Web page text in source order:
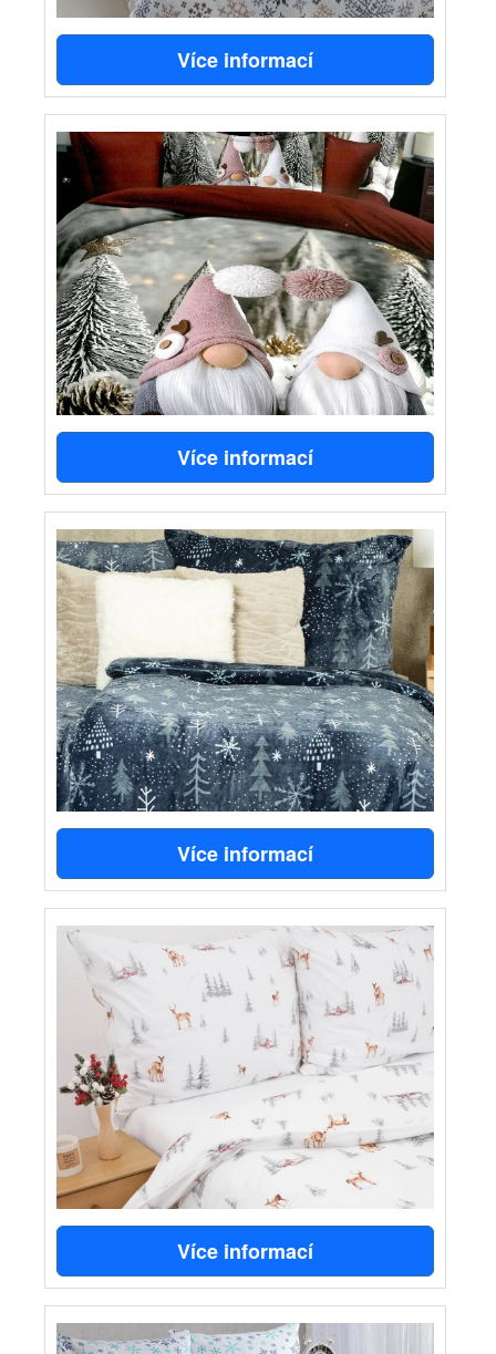
Více informací
Více informací
Více informací
Více informací